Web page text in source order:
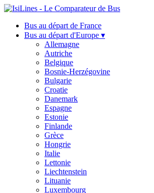
Bus au départ de France
Bus au départ d'Europe ▾
Allemagne
Autriche
Belgique
Bosnie-Herzégovine
Bulgarie
Croatie
Danemark
Espagne
Estonie
Finlande
Grèce
Hongrie
Italie
Lettonie
Liechtenstein
Lituanie
Luxembourg